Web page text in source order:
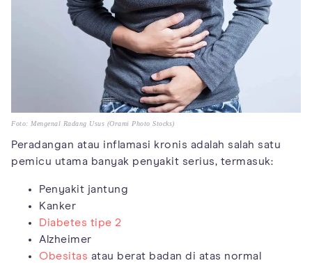
Foto: Mengenal Radang Usus (Orami Photo Stocks)
Peradangan atau inflamasi kronis adalah salah satu
pemicu utama banyak penyakit serius, termasuk:
Penyakit jantung
Kanker
Diabetes tipe 2
Alzheimer
Obesitas atau berat badan di atas normal